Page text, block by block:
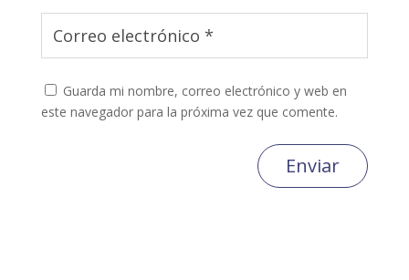
Guarda mi nombre, correo electrónico y web en
este navegador para la próxima vez que comente.
Enviar